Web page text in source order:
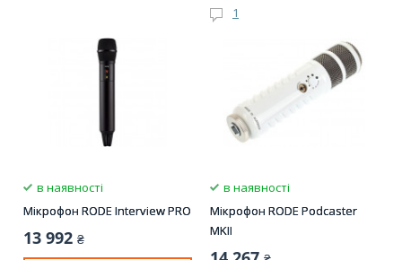
1
в наявності
Мікрофон RODE Interview PRO
13 992 ₴
в наявності
Мікрофон RODE Podcaster
MKII